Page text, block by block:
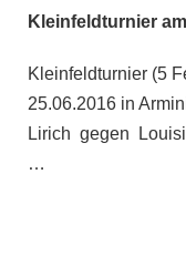
Kleinfeldturnier
Kleinfeldturnier (5
25.06.2016 in
Lirich gegen
…